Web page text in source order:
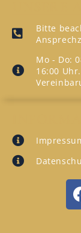
Bitte
Mo - Do:
16:00